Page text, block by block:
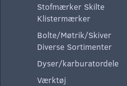
Stofmærker Skilte
Klistermærker
Bolte/Møtrik/Skiver
Diverse Sortimenter
Dyser/karburatordele
Værktøj